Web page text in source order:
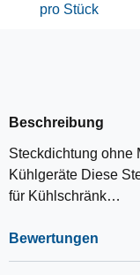
pro Stück
Beschreibung
Steckdichtung ohne
Kühlgeräte Diese
für Kühlschränk…
Bewertungen